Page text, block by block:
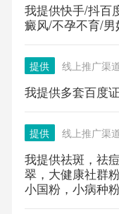
我提供快手/抖百
癜风/不孕不育/
提供 线上推广渠
我提供多套百度
提供 线上推广渠
我提供祛斑，祛
翠，大健康社群
小国粉，小病种